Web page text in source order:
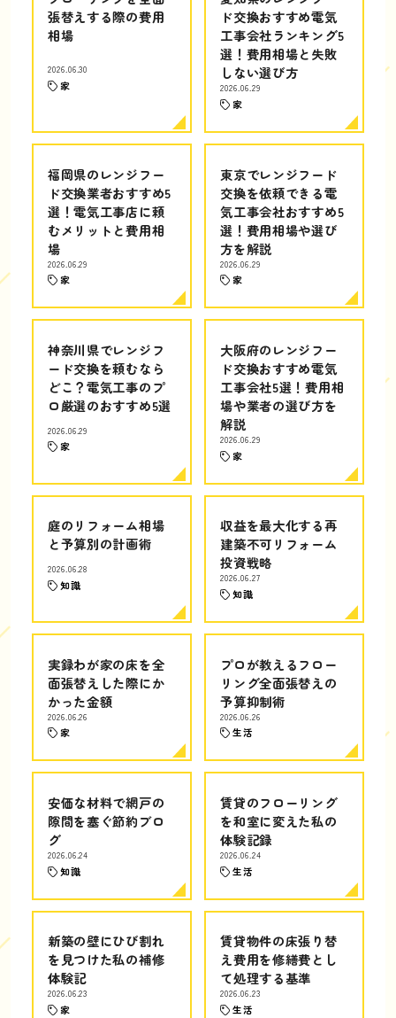
張替えする際の費用
相場
2026.06.30
家
ド交換おすすめ電気
工事会社ランキング5
選！費用相場と失敗
しない選び方
2026.06.29
家
福岡県のレンジフー
ド交換業者おすすめ5
選！電気工事店に頼
むメリットと費用相
場
2026.06.29
家
東京でレンジフード
交換を依頼できる電
気工事会社おすすめ5
選！費用相場や選び
方を解説
2026.06.29
家
神奈川県でレンジフ
ード交換を頼むなら
どこ？電気工事のプ
ロ厳選のおすすめ5選
2026.06.29
家
大阪府のレンジフー
ド交換おすすめ電気
工事会社5選！費用相
場や業者の選び方を
解説
2026.06.29
家
庭のリフォーム相場
と予算別の計画術
2026.06.28
知識
収益を最大化する再
建築不可リフォーム
投資戦略
2026.06.27
知識
実録わが家の床を全
面張替えした際にか
かった金額
2026.06.26
家
プロが教えるフロー
リング全面張替えの
予算抑制術
2026.06.26
生活
安価な材料で網戸の
隙間を塞ぐ節約ブロ
グ
2026.06.24
知識
賃貸のフローリング
を和室に変えた私の
体験記録
2026.06.24
生活
新築の壁にひび割れ
を見つけた私の補修
体験記
2026.06.23
家
賃貸物件の床張り替
え費用を修繕費とし
て処理する基準
2026.06.23
生活